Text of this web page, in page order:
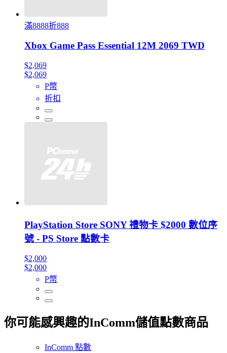
滿8888折888
Xbox Game Pass Essential 12M 2069 TWD
$2,069
$2,069
P幣
折扣
PlayStation Store SONY 禮物卡 $2000 數位序
號 - PS Store 點數卡
$2,000
$2,000
P幣
你可能感興趣的InComm儲值點數商品
InComm 點數